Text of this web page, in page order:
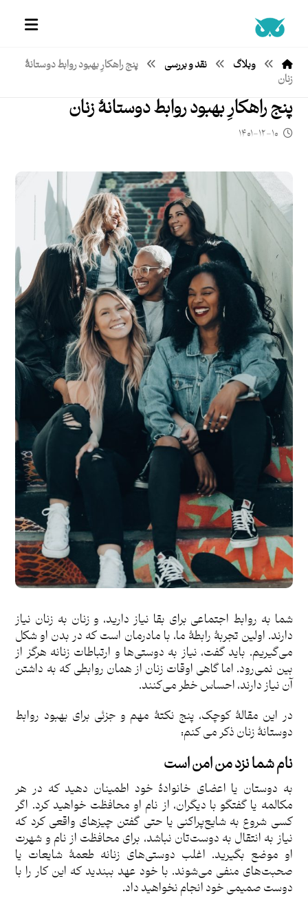
وبلاگ نقد و بررسی
پنج راهکارِ بهبود روابط دوستانۀ
زنان
پنج راهکارِ بهبود روابط دوستانۀ زنان
۱۴۰۱-۱۲-۱۰
شما به روابط اجتماعی برای بقا نیاز دارید، و زنان به زنان نیاز
دارند. اولین تجربۀ رابطۀ‌ ما، با مادرمان است که در بدن او شکل
می‌گیریم. باید گفت، نیاز به دوستی‌ها و ارتباطات زنانه هرگز از
بین نمی‌رود. اما گاهی اوقات زنان از همان روابطی که به داشتن
آن نیاز دارند، احساس خطر می‌کنند.
در این مقالۀ کوچک، پنج نکتۀ مهم و جزئی برای بهبود روابط
دوستانۀ زنان ذکر می کنم:
نام شما نزد من امن است
به دوستان یا اعضای خانوادۀ خود اطمینان دهید که در هر
مکالمه یا گفتگو با دیگران، از نام او محافظت خواهید کرد. اگر
کسی شروع به شایع‌پراکنی یا حتی گفتن چیزهای واقعی کرد که
نیاز به انتقال به دوست‌تان نباشد، برای محافظت از نام و شهرت
او موضع بگیرید. اغلب دوستی‌های زنانه طعمۀ شایعات یا
صحبت‌های منفی می‌شوند. با خود عهد ببندید که این کار را با
دوست صمیمی خود انجام نخواهید داد.